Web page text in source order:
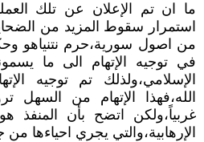
ما ان تم الإعلان عن تلك
استمرار سقوط المزيد من
من اصول سورية،حرم نتنياهو
في توجيه الإتهام الى ما
الإسلامي،ولذلك تم توجيه
الله،فهذا الإتهام من السهل
غربياً،ولكن اتضح بأن
الإرهابية،والتي يجري احياءها من